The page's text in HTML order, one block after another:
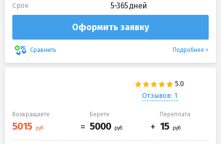
Срок 5-365 дней
Оформить заявку
Сравнить Подробнее
Отзывов: 1
Возвращаете Берете Переплата